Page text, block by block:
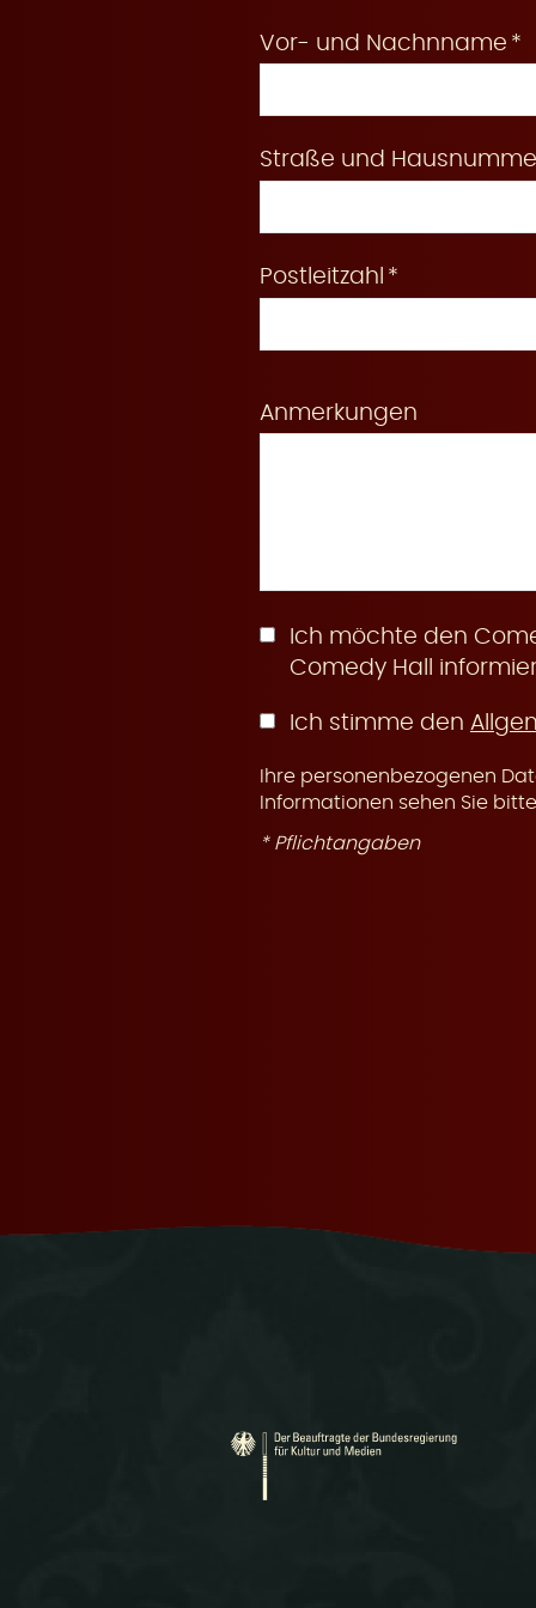
Vor- und Nachnname
Straße und
Postleitzahl
Anmerkungen
Ich möchte den
Comedy Hall
Ich stimme den
Ihre personenbezogenen
Informationen sehen Sie
* Pflichtangaben